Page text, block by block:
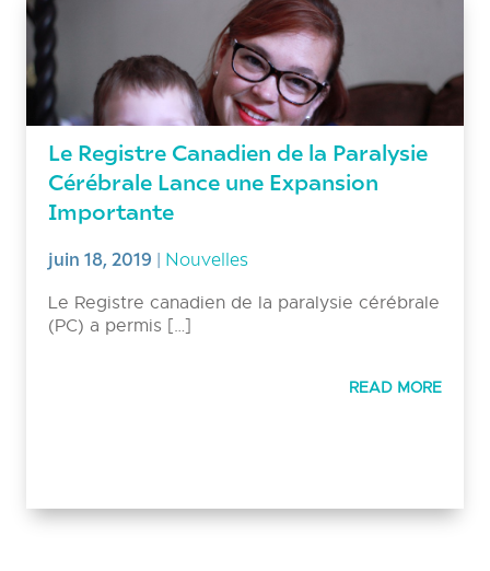
Le Registre Canadien de la Paralysie
Cérébrale Lance une Expansion
Importante
juin 18, 2019 | Nouvelles
Le Registre canadien de la paralysie cérébrale
(PC) a permis […]
READ MORE